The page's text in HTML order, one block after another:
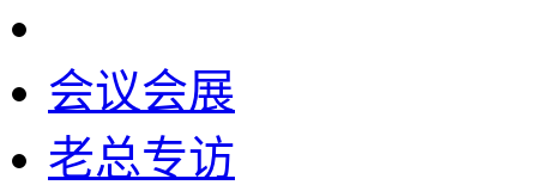
会议会展
老总专访